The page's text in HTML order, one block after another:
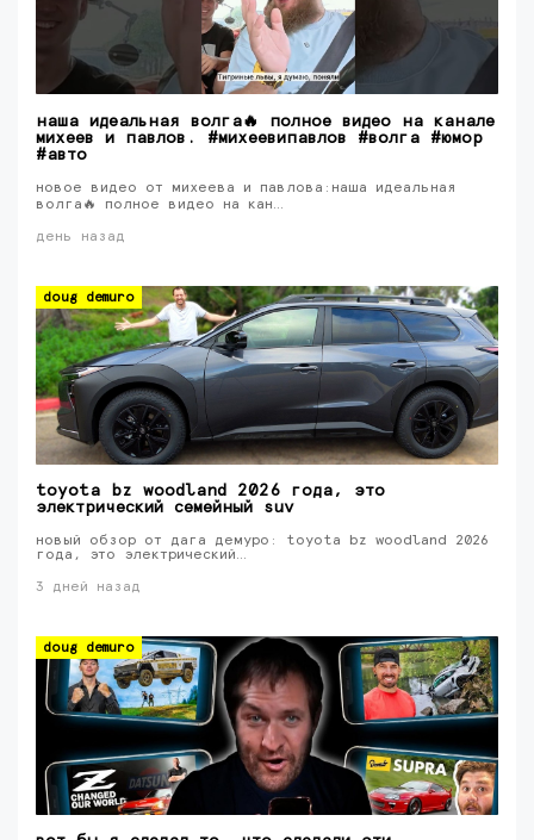
наша идеальная волга🔥 полное видео на канале
михеев и павлов. #михеевипавлов #волга #юмор
#авто
новое видео от михеева и павлова:наша идеальная
волга🔥 полное видео на кан…
день назад
doug demuro
toyota bz woodland 2026 года, это
электрический семейный suv
новый обзор от дага демуро: toyota bz woodland 2026
года, это электрический…
3 дней назад
doug demuro